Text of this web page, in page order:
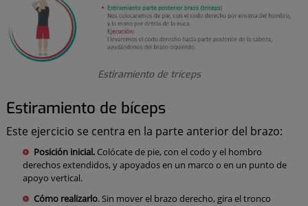
Estiramiento de tríceps
Estiramiento de bíceps
Este ejercicio se centra en la parte anterior del brazo:
Posición inicial.Colócate de pie, con el codo y el hombro
derechos extendidos, y apoyados en un marco o en un punto de
apoyo vertical.
Cómo realizarlo. Sin mover el brazo derecho, gira el tronco